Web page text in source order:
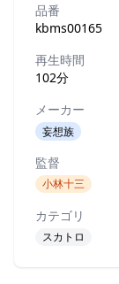
品番
kbms00165
再生時間
102分
メーカー
妄想族
監督
小林十三
カテゴリ
スカトロ